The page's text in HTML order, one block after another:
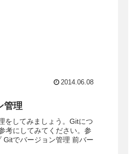
2014.06.08
管理
をしてみましょう。Gitにつ
考にしてみてください。参
でバージョン管理 前バー